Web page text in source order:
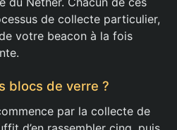
de collecte particulier,
votre beacon à la fois
blocs de verre ?
par la collecte de